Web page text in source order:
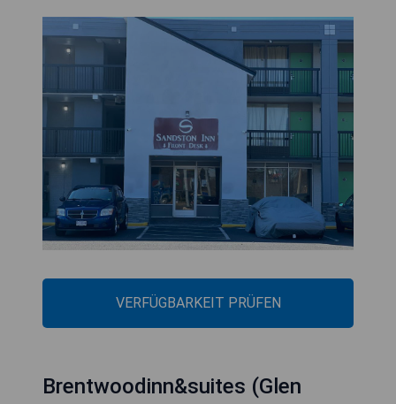
VERFÜGBARKEIT PRÜFEN
Brentwoodinn&suites (Glen